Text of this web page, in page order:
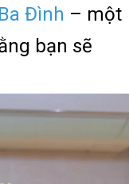
Đình – một
bạn sẽ